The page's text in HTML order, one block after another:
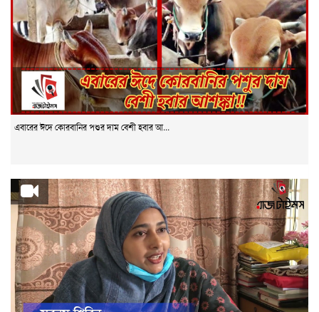
এবারের ঈদে কোরবানির পশুর দাম বেশী হবার আ...